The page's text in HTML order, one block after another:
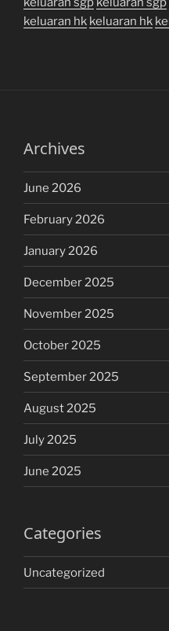
keluaran hk keluaran hk
Archives
June 2026
February 2026
January 2026
December 2025
November 2025
October 2025
September 2025
August 2025
July 2025
June 2025
Categories
Uncategorized